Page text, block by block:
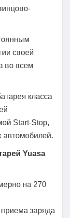
своей
во всем
класса
Start-Stop,
автомобилей.
Yuasa
на 270
заряда